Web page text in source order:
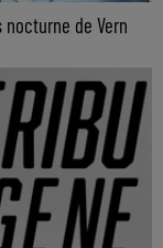
nocturne de Vern